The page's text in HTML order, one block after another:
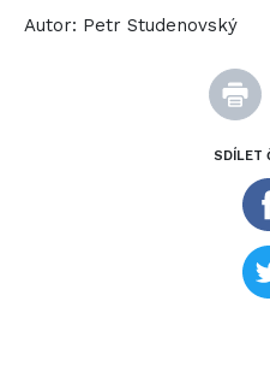
SDÍLET
Autor: Petr Studenovský